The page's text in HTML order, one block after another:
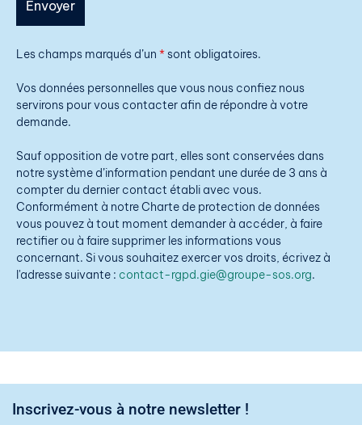
Les champs marqués d’un *sont obligatoires.
Vos données personnelles que vous nous confiez nous
servirons pour vous contacter afin de répondre à votre
demande.
Sauf opposition de votre part, elles sont conservées dans
notre système d’information pendant une durée de 3 ans à
compter du dernier contact établi avec vous.
Conformément à notre Charte de protection de données
vous pouvez à tout moment demander à accéder, à faire
rectifier ou à faire supprimer les informations vous
concernant. Si vous souhaitez exercer vos droits, écrivez à
l'adresse suivante : contact-rgpd.gie@groupe-sos.org.
Inscrivez-vous à notre newsletter !